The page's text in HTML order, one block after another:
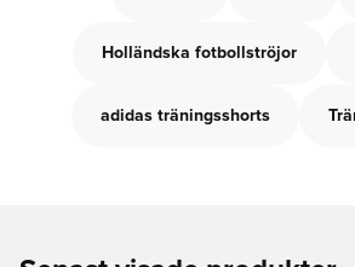
Holländska fotbollströjor
adidas träningsshorts